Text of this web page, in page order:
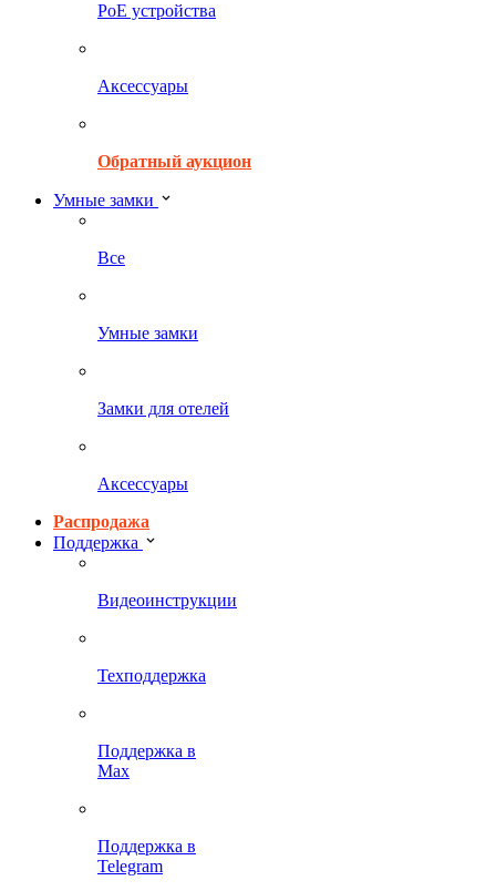
PoE устройства
Аксессуары
Обратный аукцион
Умные замки
Все
Умные замки
Замки для отелей
Аксессуары
Распродажа
Поддержка
Видеоинструкции
Техподдержка
Поддержка в
Max
Поддержка в
Telegram